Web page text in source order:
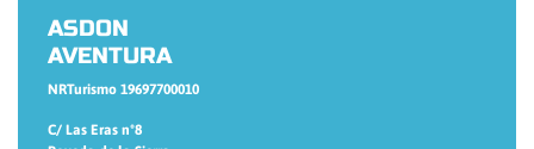
ASDON
AVENTURA
NRTurismo 19697700010
C/ Las Eras nº8